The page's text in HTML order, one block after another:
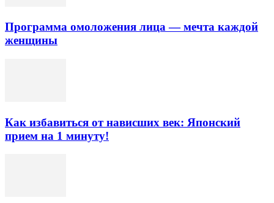
Программа омоложения лица — мечта каждой
женщины
Как избавиться от нависших век: Японский
прием на 1 минуту!